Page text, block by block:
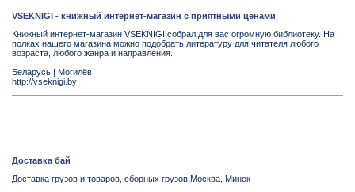
VSEKNIGI - книжный интернет-магазин с приятными ценами
Книжный интернет-магазин VSEKNIGI собрал для вас огромную библиотеку. На
полках нашего магазина можно подобрать литературу для читателя любого
возраста, любого жанра и направления.
Беларусь | Могилёв
http://vseknigi.by
Доставка бай
Доставка грузов и товаров, сборных грузов Москва, Минск